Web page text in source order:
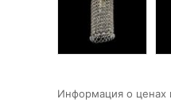
Информация о ценах